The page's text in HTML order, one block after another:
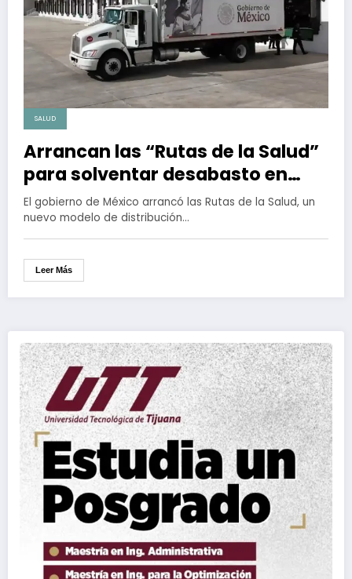
SALUD
Arrancan las “Rutas de la Salud”
para solventar desabasto en
unidades del IMSS Bienestar
El gobierno de México arrancó las Rutas de la Salud, un
nuevo modelo de distribución…
Leer Más